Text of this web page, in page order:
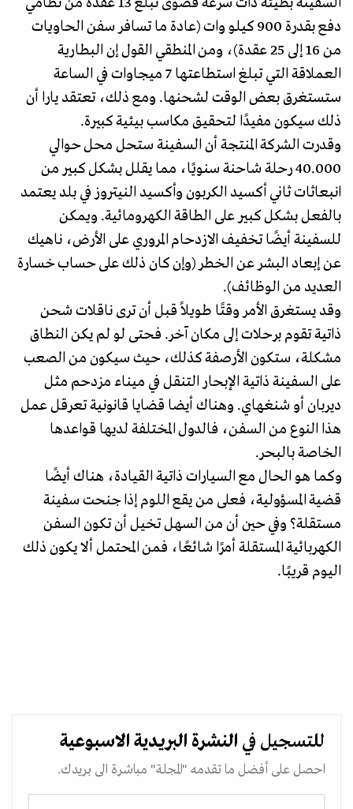
دفع بقدرة 900 كيلو وات (عادة ما تسافر سفن الحاويات
من 16 إلى 25 عقدة)، ومن المنطقي القول إن البطارية
العملاقة التي تبلغ استطاعتها 7 ميجاوات في الساعة
ستستغرق بعض الوقت لشحنها. ومع ذلك، تعتقد يارا أن
ذلك سيكون مفيدًا لتحقيق مكاسب بيئية كبيرة.
وقدرت الشركة المنتجة أن السفينة ستحل محل حوالي
40.000 رحلة شاحنة سنويًا، مما يقلل بشكل كبير من
انبعاثات ثاني أكسيد الكربون وأكسيد النيتروز في بلد يعتمد
بالفعل بشكل كبير على الطاقة الكهرومائية. ويمكن
للسفينة أيضًا تخفيف الازدحام المروري على الأرض، ناهيك
عن إبعاد البشر عن الخطر (وإن كان ذلك على حساب خسارة
العديد من الوظائف).
وقد يستغرق الأمر وقتًا طويلاً قبل أن ترى ناقلات شحن
ذاتية تقوم برحلات إلى مكان آخر. فحتى لو لم يكن النطاق
مشكلة، ستكون الأرصفة كذلك، حيث سيكون من الصعب
على السفينة ذاتية الإبحار التنقل في ميناء مزدحم مثل
ديربان أو شنغهاي. وهناك أيضا قضايا قانونية تعرقل عمل
هذا النوع من السفن، فالدول المختلفة لديها قواعدها
الخاصة بالبحر.
وكما هو الحال مع السيارات ذاتية القيادة، هناك أيضًا
قضية المسؤولية، فعلى من يقع اللوم إذا جنحت سفينة
مستقلة؟ وفي حين أن من السهل تخيل أن تكون السفن
الكهربائية المستقلة أمرًا شائعًا، فمن المحتمل ألا يكون ذلك
اليوم قريبًا.
للتسجيل في النشرة البريدية الاسبوعية
احصل على أفضل ما تقدمه "المجلة" مباشرة الى بريدك.